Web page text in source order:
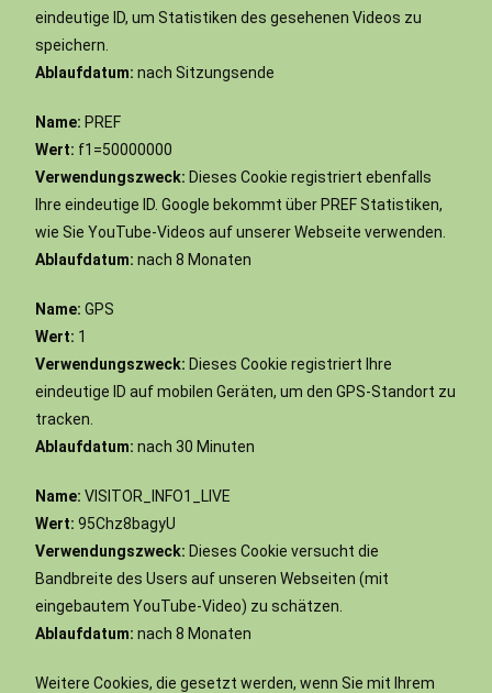
eindeutige ID, um Statistiken des gesehenen Videos zu
speichern.
Ablaufdatum: nach Sitzungsende
Name: PREF
Wert: f1=50000000
Verwendungszweck: Dieses Cookie registriert ebenfalls
Ihre eindeutige ID. Google bekommt über PREF Statistiken,
wie Sie YouTube-Videos auf unserer Webseite verwenden.
Ablaufdatum: nach 8 Monaten
Name: GPS
Wert: 1
Verwendungszweck: Dieses Cookie registriert Ihre
eindeutige ID auf mobilen Geräten, um den GPS-Standort zu
tracken.
Ablaufdatum: nach 30 Minuten
Name: VISITOR_INFO1_LIVE
Wert: 95Chz8bagyU
Verwendungszweck: Dieses Cookie versucht die
Bandbreite des Users auf unseren Webseiten (mit
eingebautem YouTube-Video) zu schätzen.
Ablaufdatum: nach 8 Monaten
Weitere Cookies, die gesetzt werden, wenn Sie mit Ihrem